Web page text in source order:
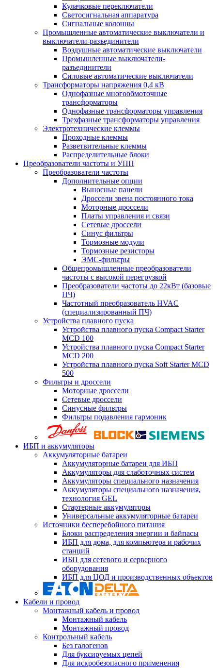
Кулачковые переключатели
Светосигнальная аппаратура
Сигнальные колонны
Промышленные автоматические выключатели и
выключатели-разъединители
Воздушные автоматические выключатели
Промышленные выключатели-
разъединители
Силовые автоматические выключатели
Трансформаторы напряжения 0,4 кВ
Однофазные многообмоточные
трансформаторы
Однофазные трансформаторы управления
Трехфазные трансформаторы управления
Электротехнические клеммы
Проходные клеммы
Разветвительные клеммы
Распределительные блоки
Преобразователи частоты и УПП
Преобразователи частоты
Дополнительные опции
Выносные панели
Дроссели звена постоянного тока
Моторные дроссели
Платы управления и связи
Сетевые дроссели
Синус фильтры
Тормозные модули
Тормозные резисторы
ЭМС-фильтры
Общепромышленные преобразователи
частоты с высокой перегрузкой
Преобразователи частоты до 22кВт (базовые
ПЧ)
Частотный преобразователь HVAC
(специализированный ПЧ)
Устройства плавного пуска
Устройства плавного пуска Compact Starter
MCD 100
Устройства плавного пуска Compact Starter
MCD 200
Устройства плавного пуска Soft Starter MCD
500
Фильтры и дроссели
Моторные дроссели
Сетевые дроссели
Синусные фильтры
Фильтры подавления гармоник
ИБП и аккумуляторы
Аккумуляторные батареи
Аккумуляторные батареи для ИБП
Аккумуляторы для слаботочных систем
Аккумуляторы специального назначения
Аккумуляторы специального назначения,
технология GEL
Стартерные аккумуляторы
Универсальные аккумуляторные батареи
Источники бесперебойного питания
Блоки распределения энергии и байпасы
ИБП для дома, для компьютера и рабочих
станций
ИБП для сетевого и серверного
оборудования
ИБП для ЦОД и производственных объектов
Кабели и провод
Монтажный кабель и провод
Монтажный кабель
Монтажный провод
Контрольный кабель
Без галогенов
Для буксируемых цепей
Для искробезопасного применения